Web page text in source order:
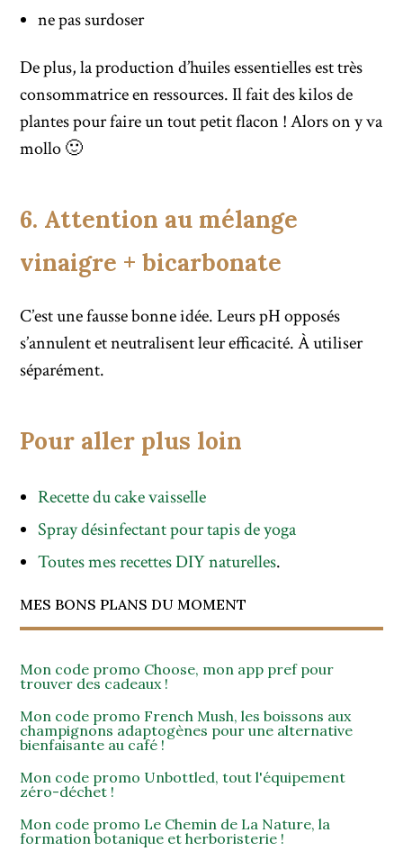
ne pas surdoser
De plus, la production d’huiles essentielles est très
consommatrice en ressources. Il fait des kilos de
plantes pour faire un tout petit flacon ! Alors on y va
mollo 🙂
6. Attention au mélange
vinaigre + bicarbonate
C’est une fausse bonne idée. Leurs pH opposés
s’annulent et neutralisent leur efficacité. À utiliser
séparément.
Pour aller plus loin
Recette du cake vaisselle
Spray désinfectant pour tapis de yoga
Toutes mes recettes DIY naturelles.
MES BONS PLANS DU MOMENT
Mon code promo Choose, mon app pref pour
trouver des cadeaux !
Mon code promo French Mush, les boissons aux
champignons adaptogènes pour une alternative
bienfaisante au café !
Mon code promo Unbottled, tout l'équipement
zéro-déchet !
Mon code promo Le Chemin de La Nature, la
formation botanique et herboristerie !